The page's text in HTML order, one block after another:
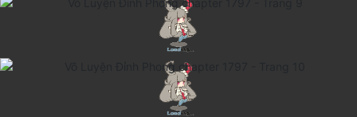
Trọng sinh
Xuyên Không